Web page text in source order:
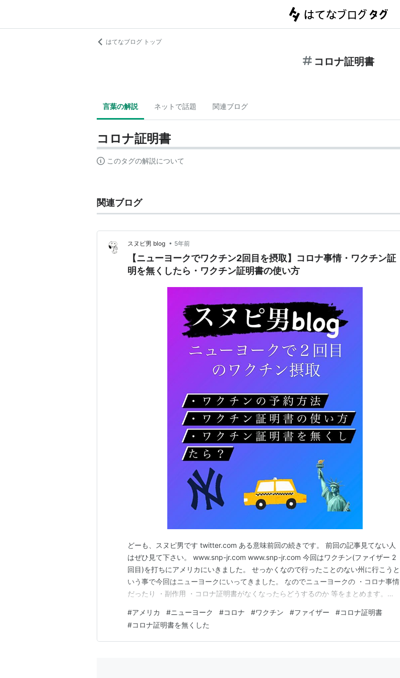
はてなブログ トップ
コロナ証明書
言葉の解説 ネットで話題 関連ブログ
コロナ証明書
このタグの解説について
関連ブログ
スヌピ男 blog • 5年前
【ニューヨークでワクチン2回目を摂取】コロナ事情・ワクチン証
明を無くしたら・ワクチン証明書の使い方
どーも、スヌピ男です twitter.com ある意味前回の続きです。 前回の記事見てない人
はぜひ見て下さい。 www.snp-jr.com www.snp-jr.com 今回はワクチン(ファイザー 2
回目)を打ちにアメリカにいきました。 せっかくなので行ったことのない州に行こうと
いう事で今回はニューヨークにいってきました。 なのでニューヨークの ・コロナ事情
だったり ・副作用 ・コロナ証明書がなくなったらどうするのか 等をまとめます。
メリカでワクチンを予約する方法 〈ワクチンカードの使い方〉 〈アメリカのワクチ…
#アメリカ #ニューヨーク #コロナ #ワクチン #ファイザー #コロナ証明書
#コロナ証明書を無くした